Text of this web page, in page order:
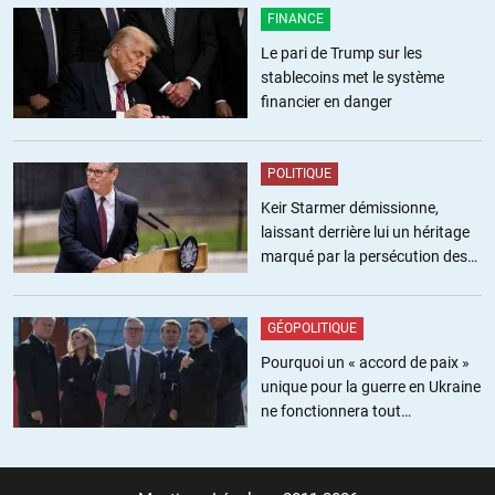
« A ce titre, l’émergence du Pr Raoult comme figure de recours
emprunte certains traits aux dynamiques populistes qui parcourent
la France depuis des années. » « populiste », on est censé ne pas
s’en relever…
+1
Eric83// 01.06.2020 à 10h44
« Épidémiologiste de Yale: l’hydroxychloroquine devrait être
traitement standard ».
« Dans un manuscrit du mercredi détaillant comment les patients à
haut risque COVID-19 doivent être traités, Risch note que la
combinaison d’hydroxychloroquine (HCQ) et de l’antibiotique
FINANCE
Le pari de Trump sur les
stablecoins met le système
financier en danger
POLITIQUE
Keir Starmer démissionne,
laissant derrière lui un héritage
marqué par la persécution des
GÉOPOLITIQUE
Pourquoi un « accord de paix »
unique pour la guerre en Ukraine
ne fonctionnera tout